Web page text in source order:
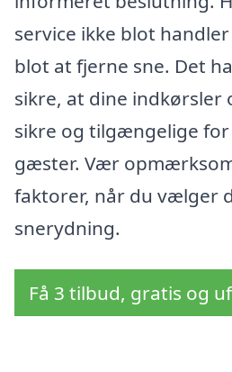
service ikke blot
blot at fjerne sne. Det
sikre, at dine indkørsler
sikre og tilgængelige
gæster. Vær
faktorer, når du vælger
snerydning.
Få 3 tilbud, gratis og